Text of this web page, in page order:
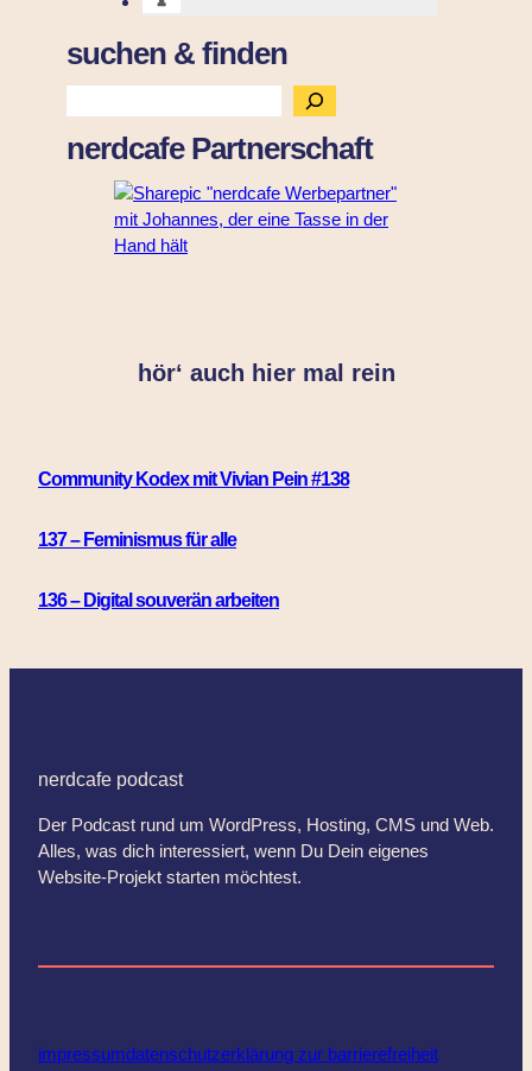
suchen & finden
c
nerdcafe Partnerschaft
hör‘ auch hier mal rein
Community Kodex mit Vivian Pein #138
137 – Feminismus für alle
136 – Digital souverän arbeiten
nerdcafe podcast
Der Podcast rund um WordPress, Hosting, CMS und Web.
Alles, was dich interessiert, wenn Du Dein eigenes
Website-Projekt starten möchtest.
impressumdatenschutzerklärung zur barrierefreiheit